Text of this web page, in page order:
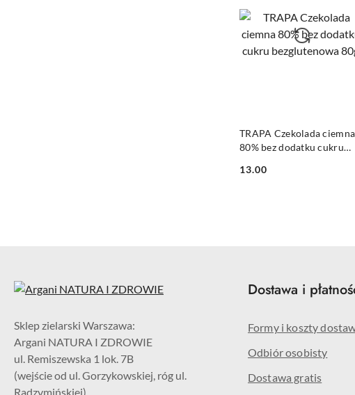
TRAPA Czekolada ciemna
80% bez dodatku cukru
Cena:
13.00
Sklep zielarski Warszawa:
Argani NATURA I ZDROWIE
ul. Remiszewska 1 lok. 7B
(wejście od ul. Gorzykowskiej, róg ul.
Radzymińskiej)
Dostawa i
Formy i koszty
Odbiór osobisty
Dostawa gratis